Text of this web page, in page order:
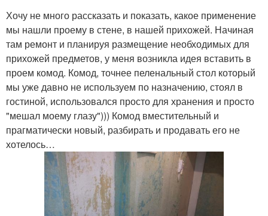
Хочу не много рассказать и показать, какое применение
мы нашли проему в стене, в нашей прихожей. Начиная
там ремонт и планируя размещение необходимых для
прихожей предметов, у меня возникла идея вставить в
проем комод. Комод, точнее пеленальный стол который
мы уже давно не используем по назначению, стоял в
гостиной, использовался просто для хранения и просто
"мешал моему глазу"))) Комод вместительный и
прагматически новый, разбирать и продавать его не
хотелось…